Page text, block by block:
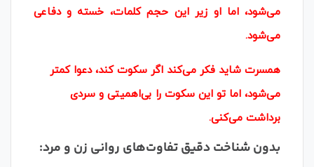
می‌شود، اما او زیر این حجم کلمات، خسته و دفاعی
می‌شود.
همسرت شاید فکر می‌کند اگر سکوت کند، دعوا کمتر
می‌شود، اما تو این سکوت را بی‌اهمیتی و سردی
برداشت می‌کنی.
بدون شناخت دقیق تفاوت‌های روانی زن و مرد: